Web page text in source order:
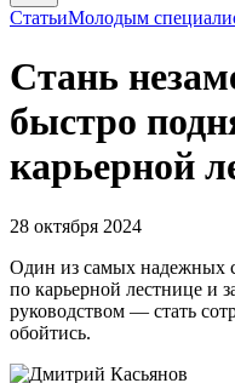
СтатьиМолодым
Стань
быстро
карьерной
28 октября 2024
Один из самых надежных
по карьерной лестнице и
руководством — стать
обойтись.